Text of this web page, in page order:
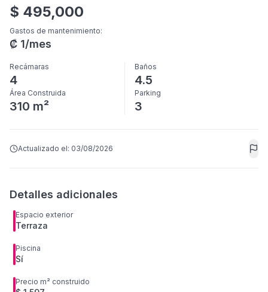
$ 495,000
Gastos de mantenimiento:
₡ 1/mes
Recámaras
4
Baños
4.5
Área Construida
310 m²
Parking
3
Actualizado el: 03/08/2026
Detalles adicionales
Espacio exterior
Terraza
Piscina
Sí
Precio m² construido